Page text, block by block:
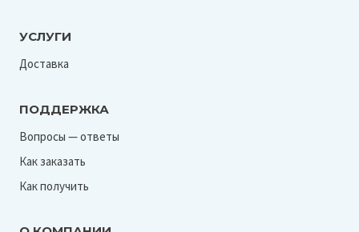
УСЛУГИ
Доставка
ПОДДЕРЖКА
Вопросы — ответы
Как заказать
Как получить